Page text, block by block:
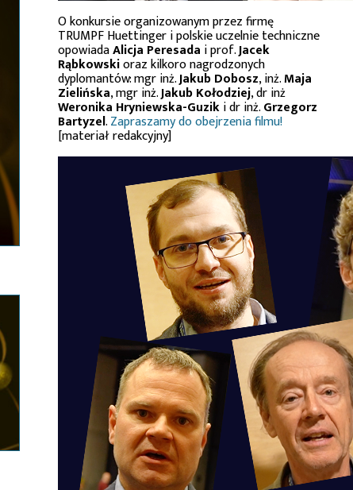
O konkursie organizowanym przez firmę
TRUMPF Huettinger i polskie uczelnie techniczne
opowiadaAlicja Peresada i prof.Jacek
Rąbkowskioraz kilkoro nagrodzonych
dyplomantów: mgr inż.Jakub Dobosz, inż.Maja
Zielińska, mgr inż.Jakub Kołodziej, dr inż
Weronika Hryniewska-Guziki dr inż.Grzegorz
Bartyzel.Zapraszamy do obejrzenia filmu!
[materiał redakcyjny]